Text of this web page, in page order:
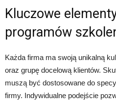
Kluczowe
programów
Każda firma ma swoją unikalną
oraz grupę docelową klientów.
muszą być dostosowane do
firmy. Indywidualne podejście